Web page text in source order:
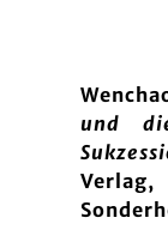
und